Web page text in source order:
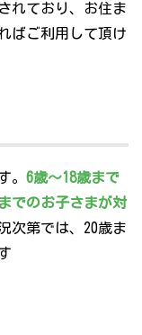
れており、お住ま
ばご利用して頂け
。 6歳～18歳まで
でのお子さまが対
次第では、20歳ま